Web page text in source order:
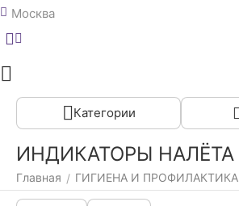
Москва
Категории
ИНДИКАТОРЫ НАЛЁТА
Главная / ГИГИЕНА И ПРОФИЛАКТИКА